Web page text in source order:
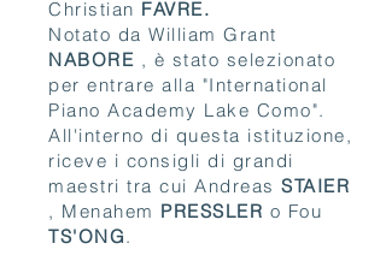
Christian FAVRE.
Notato da William Grant
NABORE , è stato selezionato
per entrare alla "International
Piano Academy Lake Como".
All'interno di questa istituzione,
riceve i consigli di grandi
maestri tra cui Andreas STAIER
, Menahem PRESSLER o Fou
TS'ONG.